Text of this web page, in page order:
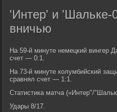
'Интер' и 'Шальке-
вничью
На 59-й минуте немецкий вингер
счет — 0:1.
На 73-й минуте колумбийский
сравнял счет — 1:1.
Статистика матча («Интер"/
Удары 8/17.